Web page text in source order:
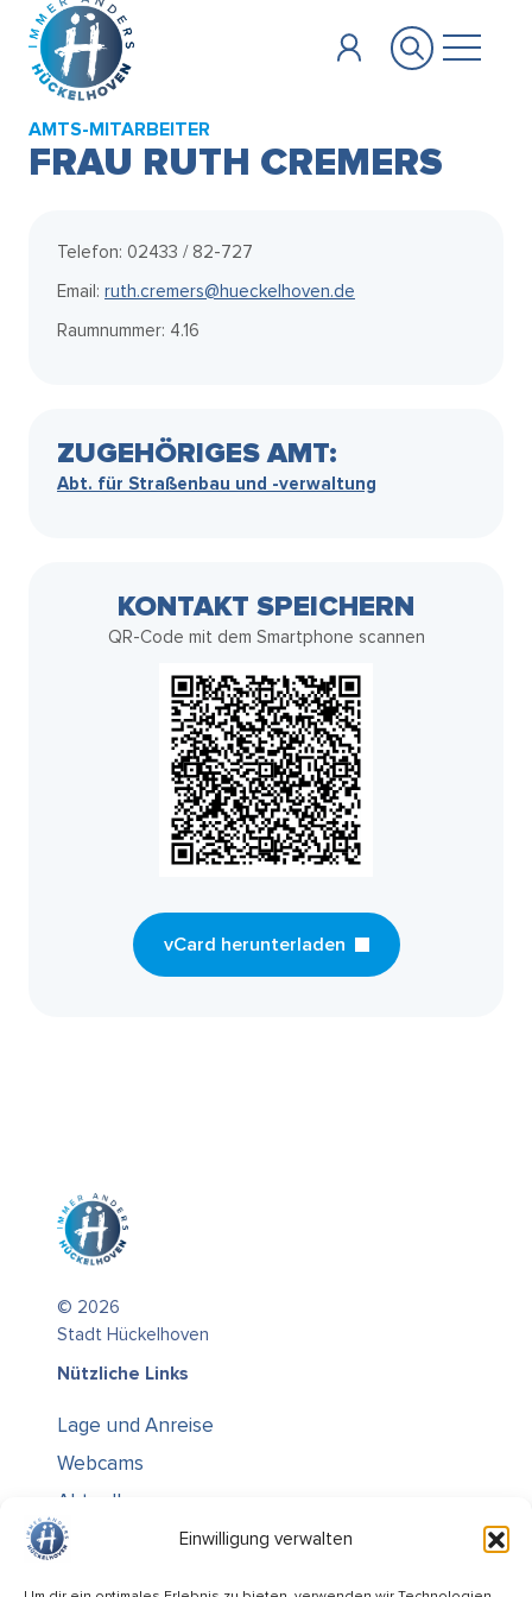
Einwilligung verwalten
Zum Hauptinhalt springen
AMTS-MITARBEITER
FRAU RUTH CREMERS
Telefon: 02433 / 82-727
Email: ruth.cremers@hueckelhoven.de
Raumnummer: 4.16
ZUGEHÖRIGES AMT:
Abt. für Straßenbau und -verwaltung
KONTAKT SPEICHERN
QR-Code mit dem Smartphone scannen
vCard herunterladen
© 2026
Stadt Hückelhoven
Nützliche Links
Lage und Anreise
Webcams
Aktuelles
Über uns
Kontakt / Öffnungszeiten